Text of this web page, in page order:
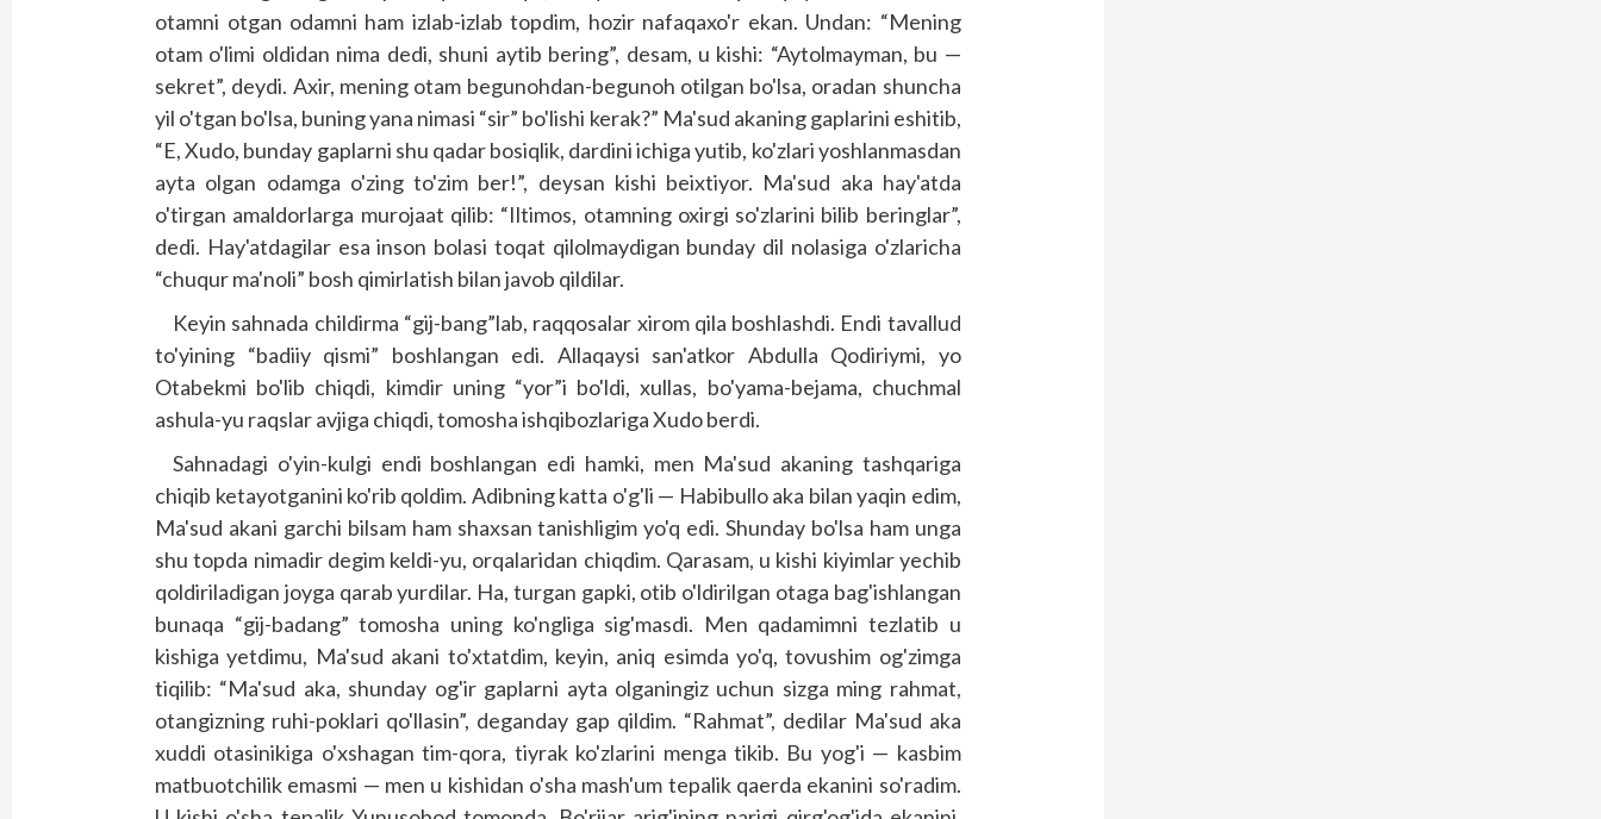
otamni otgan odamni ham izlab-izlab topdim, hozir nafaqaxo'r ekan. Undan: “Mening
otam o'limi oldidan nima dedi, shuni aytib bering”, desam, u kishi: “Aytolmayman, bu —
sekret”, deydi. Axir, mening otam begunohdan-begunoh otilgan bo'lsa, oradan shuncha
yil o'tgan bo'lsa, buning yana nimasi “sir” bo'lishi kerak?” Ma'sud akaning gaplarini eshitib,
“E, Xudo, bunday gaplarni shu qadar bosiqlik, dardini ichiga yutib, ko'zlari yoshlanmasdan
ayta olgan odamga o'zing to'zim ber!”, deysan kishi beixtiyor. Ma'sud aka hay'atda
o'tirgan amaldorlarga murojaat qilib: “Iltimos, otamning oxirgi so'zlarini bilib beringlar”,
dedi. Hay'atdagilar esa inson bolasi toqat qilolmaydigan bunday dil nolasiga o'zlaricha
“chuqur ma'noli” bosh qimirlatish bilan javob qildilar.
Keyin sahnada childirma “gij-bang”lab, raqqosalar xirom qila boshlashdi. Endi tavallud
to'yining “badiiy qismi” boshlangan edi. Allaqaysi san'atkor Abdulla Qodiriymi, yo
Otabekmi bo'lib chiqdi, kimdir uning “yor”i bo'ldi, xullas, bo'yama-bejama, chuchmal
ashula-yu raqs­lar avjiga chiqdi, tomosha ishqibozlariga Xudo berdi.
Sahnadagi o'yin-kulgi endi boshlangan edi hamki, men Ma'sud akaning tashqariga
chiqib ketayotganini ko'rib qoldim. Adibning katta o'g'li — Habibullo aka bilan yaqin edim,
Ma'sud akani garchi bilsam ham shaxsan tanishligim yo'q edi. Shunday bo'lsa ham unga
shu topda nimadir degim keldi-yu, orqalaridan chiqdim. Qarasam, u kishi kiyimlar yechib
qoldiriladigan joyga qarab yurdilar. Ha, turgan gapki, otib o'ldirilgan otaga bag'ishlangan
bunaqa “gij-badang” tomosha uning ko'ngliga sig'masdi. Men qadamimni tezlatib u
kishiga yetdimu, Ma'sud akani to'xtatdim, keyin, aniq esimda yo'q, tovushim og'zimga
tiqilib: “Ma'sud aka, shunday og'ir gaplarni ayta olganingiz uchun sizga ming rahmat,
otangizning ruhi-poklari qo'llasin”, deganday gap qildim. “Rahmat”, dedilar Ma'sud aka
xuddi otasinikiga o'xshagan tim-qora, tiyrak ko'zlarini menga tikib. Bu yog'i — kasbim
matbuotchilik emasmi — men u kishidan o'sha mash'um tepalik qaerda ekanini so'radim.